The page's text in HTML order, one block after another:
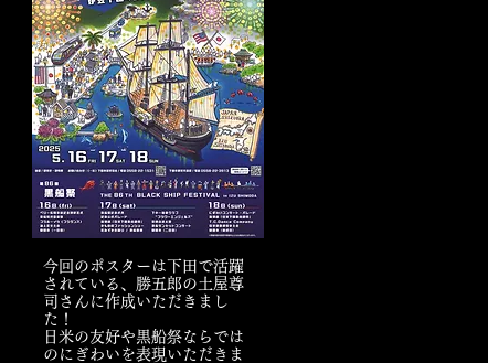
今回のポスターは下田で活躍
されている、勝五郎の土屋尊
司さんに作成いただきまし
た！
日米の友好や黒船祭ならでは
のにぎわいを表現いただきま